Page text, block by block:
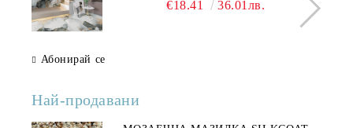
€18.41 36.01лв.
Абонирай се
Най-продавани